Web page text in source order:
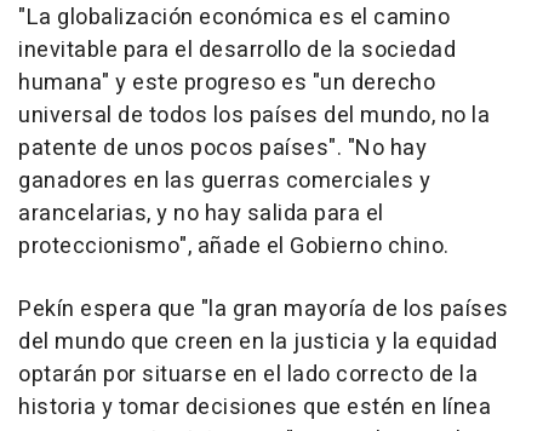
"La globalización económica es el camino
inevitable para el desarrollo de la sociedad
humana" y este progreso es "un derecho
universal de todos los países del mundo, no la
patente de unos pocos países". "No hay
ganadores en las guerras comerciales y
arancelarias, y no hay salida para el
proteccionismo", añade el Gobierno chino.
Pekín espera que "la gran mayoría de los países
del mundo que creen en la justicia y la equidad
optarán por situarse en el lado correcto de la
historia y tomar decisiones que estén en línea